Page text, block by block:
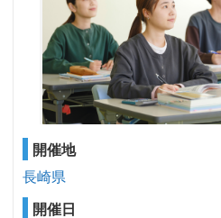
開催地
長崎県
開催日